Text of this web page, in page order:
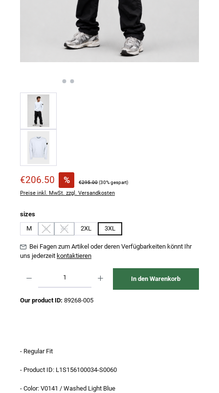
Verkaufspreis:
€206.50 % Regulärer Preis:
€295.00(30% gespart)
Preise inkl. MwSt. zzgl. Versandkosten
sizesauswählen
M
L
(Diese Option ist zurzeit nicht verfügbar.)
XL
(Diese Option ist zurzeit nicht verfügbar.)
2XL 3XL
Bei Fagen zum Artikel oder deren Verfügbarkeiten könnt Ihr
uns jederzeit kontaktieren
In den Warenkorb
Our product ID: 89268-005
- Regular Fit
- Product ID: L1S156100034-S0060
- Color: V0141 / Washed Light Blue